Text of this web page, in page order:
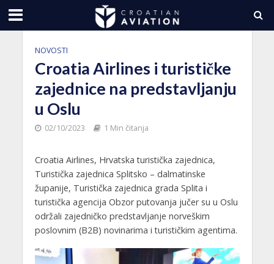
NOVOSTI
Croatia Airlines i turističke
zajednice na predstavljanju
u Oslu
02/10/2023 1 Min čitanja
Croatia Airlines, Hrvatska turistička zajednica,
Turistička zajednica Splitsko – dalmatinske
županije, Turistička zajednica grada Splita i
turistička agencija Obzor putovanja jučer su u Oslu
održali zajedničko predstavljanje norveškim
poslovnim (B2B) novinarima i turističkim agentima.